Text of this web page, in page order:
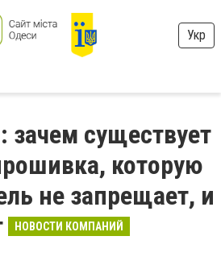
Укр
зачем существует
которую
не запрещает, и
НОВОСТИ КОМПАНИЙ